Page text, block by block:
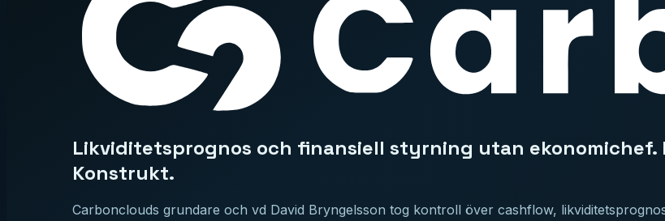
Likviditetsprognos och finansiell styrning utan ekonomichef.
Konstrukt.
Carbonclouds grundare och vd David Bryngelsson tog kontroll över cashflow,